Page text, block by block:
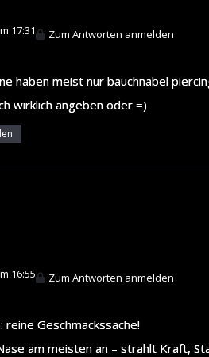
17:31 Zum Antworten anmelden
haben meist nur bauchnabel
wirklich angeben oder =)
16:55 Zum Antworten anmelden
Geschmackssache!
am meisten an – strahlt Kraft,